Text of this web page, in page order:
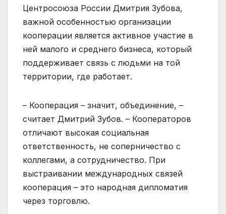
Центросоюза России Дмитрия Зубова,
важной особенностью организации
кооперации является активное участие в
ней малого и среднего бизнеса, который
поддерживает связь с людьми на той
территории, где работает.
– Кооперация – значит, объединение, –
считает Дмитрий Зубов. – Кооператоров
отличают высокая социальная
ответственность, не соперничество с
коллегами, а сотрудничество. При
выстраивании международных связей
кооперация – это народная дипломатия
через торговлю.